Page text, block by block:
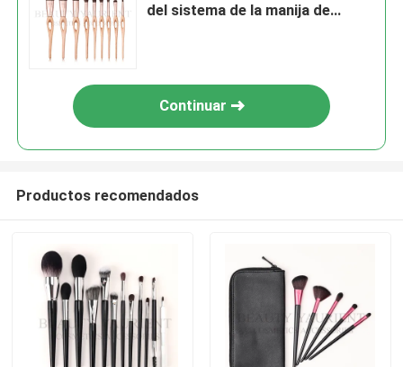
del sistema de la manija de
Continuar
Productos recomendados